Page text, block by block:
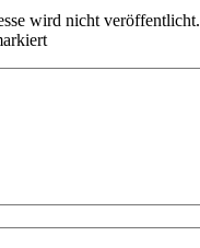
wird nicht veröffentlicht.